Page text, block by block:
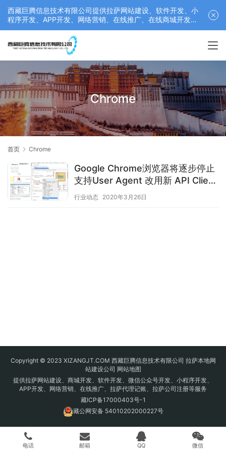
西藏巨腾信息技术有限公司提供拉萨网站建设、软件开发、小
程序开发、APP开发、网络营销、在线推广、在线商城开发等
服务，联系电话： 17689511878
Chrome
首页 Chrome
Google Chrome浏览器将逐步停止
支持User Agent 改用新 API Client
Hints
行业动态 2020年3月26日
Copyright © 2023 XIZANGJT.COM 西藏巨腾信息技术有限公司 拉萨本地网
站建设公司 网站地图
提供拉萨网站建设、商城开发、软件开发、微信公众号开发、小程序开发、
APP开发、网络营销、在线推广、拉萨代理记账、拉萨公司注册等服务
藏ICP备17000403号-1
藏公网安备 54010202000227号
电话 邮箱 QQ 微信